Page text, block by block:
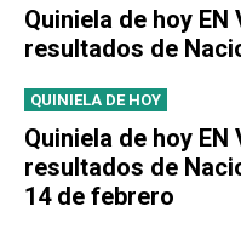
Quiniela de hoy EN
resultados de
QUINIELA DE HOY
Quiniela de hoy EN
resultados de
14 de febrero